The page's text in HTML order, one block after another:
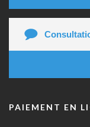
PAIEMENT EN